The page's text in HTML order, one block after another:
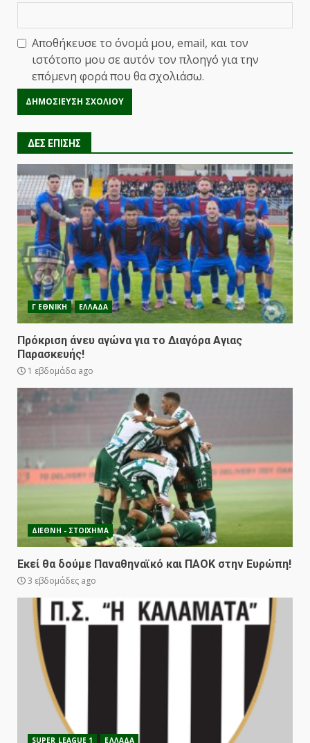
Αποθήκευσε το όνομά μου, email, και τον
ιστότοπο μου σε αυτόν τον πλοηγό για την
επόμενη φορά που θα σχολιάσω.
ΔΕΣ ΕΠΙΣΗΣ
Γ ΕΘΝΙΚΗ ΕΛΛΑΔΑ
Πρόκριση άνευ αγώνα για το Διαγόρα Αγιας
Παρασκευής!
1 εβδομάδα ago
ΔΙΕΘΝΗ - ΣΤΟΙΧΗΜΑ
Εκεί θα δούμε Παναθηναϊκό και ΠΑΟΚ στην Ευρώπη!
3 εβδομάδες ago
SUPER LEAGUE 1 ΕΛΛΑΔΑ